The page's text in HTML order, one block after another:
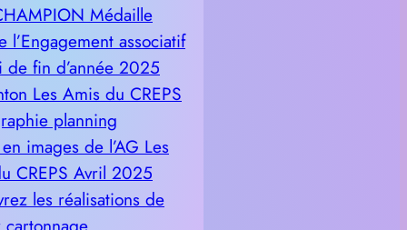
Médaille
l’Engagement associatif
de fin d’année 2025
Les Amis du CREPS
planning
images de l’AG Les
CREPS Avril 2025
les réalisations de